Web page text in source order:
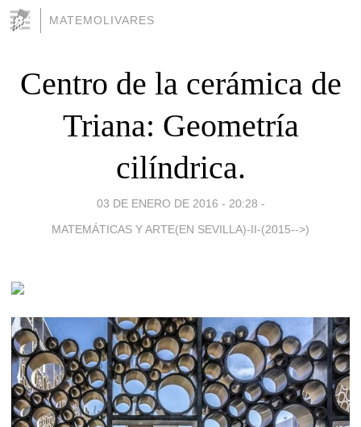
MATEMOLIVARES
Centro de la cerámica de
Triana: Geometría
cilíndrica.
03 DE ENERO DE 2016 - 20:28 -
MATEMÁTICAS Y ARTE(EN SEVILLA)-II-(2015-->)